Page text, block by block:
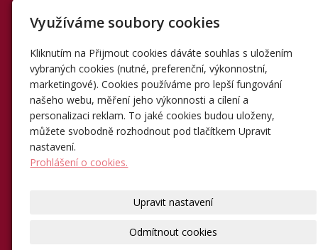
REALIZACE
ÚVOD
REFERENCE
GDPR
FACEBOOK
Hydroizolace a zateplení střech
© 2000-2026ISOmont|WebDesign Anamedo®
Využíváme soubory cookies
Kliknutím na Přijmout cookies dáváte souhlas s uložením
vybraných cookies (nutné, preferenční, výkonnostní,
marketingové). Cookies používáme pro lepší fungování
našeho webu, měření jeho výkonnosti a cílení a
personalizaci reklam. To jaké cookies budou uloženy,
můžete svobodně rozhodnout pod tlačítkem Upravit
nastavení.
Prohlášení o cookies.
Upravit nastavení
Odmítnout cookies